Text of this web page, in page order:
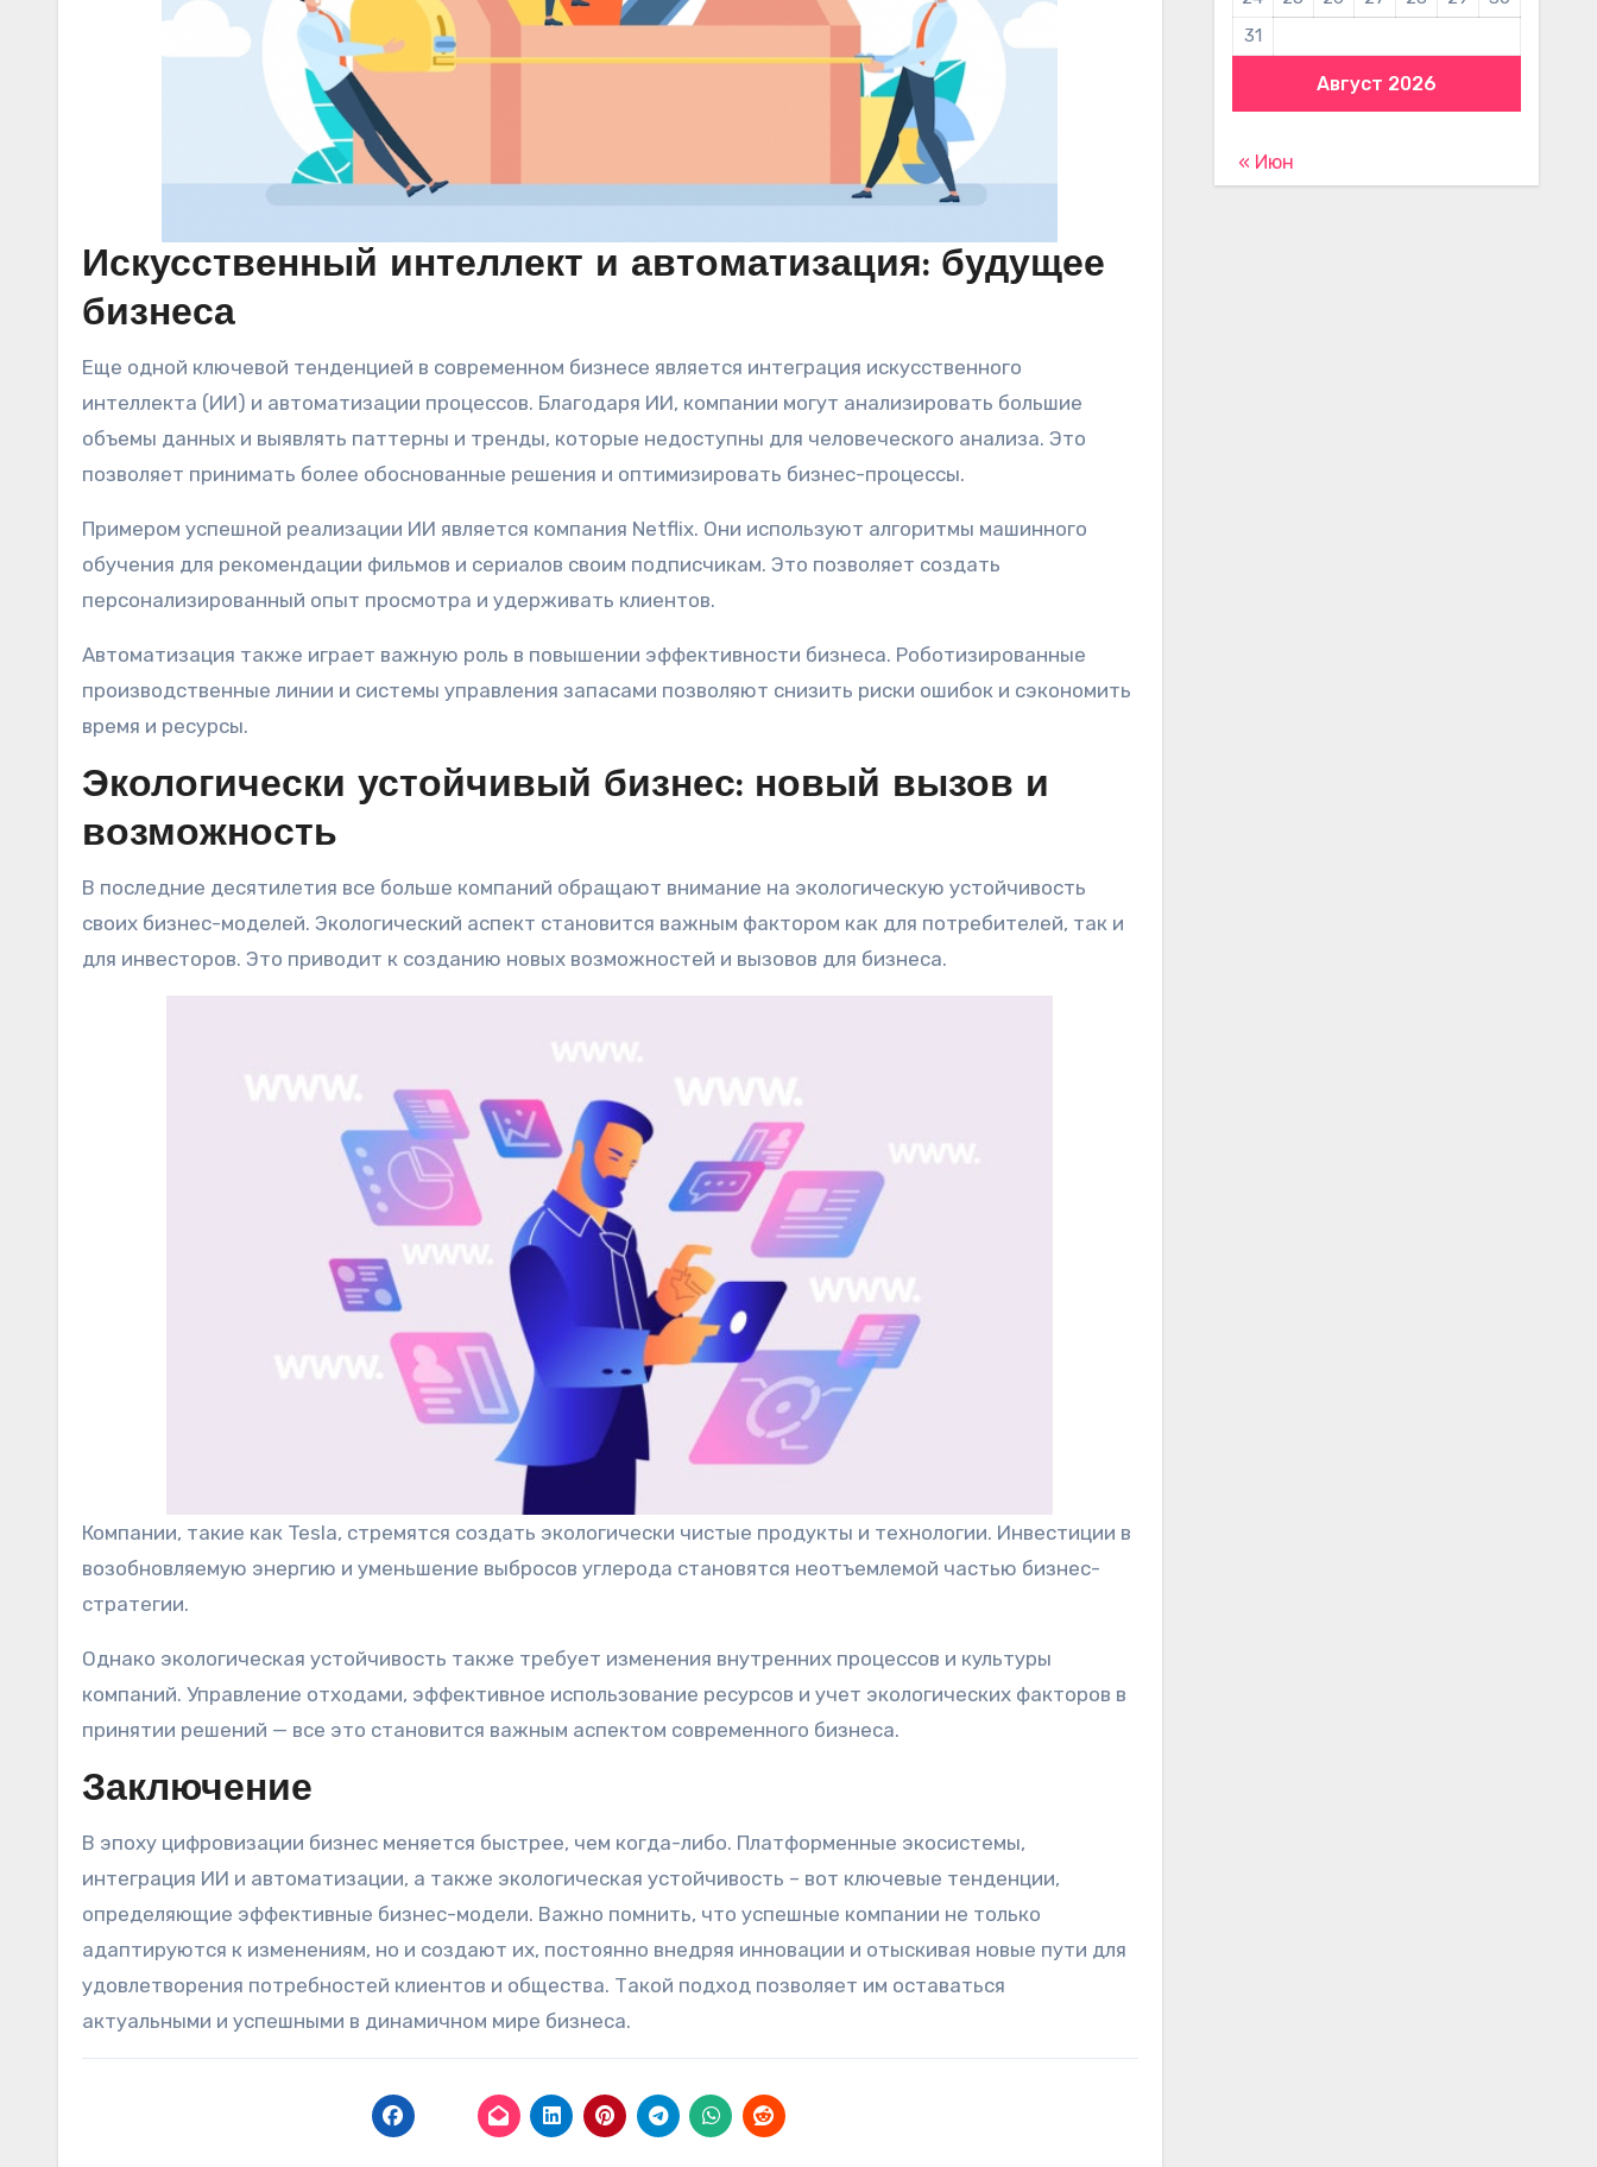
Искусственный интеллект и автоматизация: будущее
бизнеса
Еще одной ключевой тенденцией в современном бизнесе является интеграция искусственного
интеллекта (ИИ) и автоматизации процессов. Благодаря ИИ, компании могут анализировать большие
объемы данных и выявлять паттерны и тренды, которые недоступны для человеческого анализа. Это
позволяет принимать более обоснованные решения и оптимизировать бизнес-процессы.
Примером успешной реализации ИИ является компания Netflix. Они используют алгоритмы машинного
обучения для рекомендации фильмов и сериалов своим подписчикам. Это позволяет создать
персонализированный опыт просмотра и удерживать клиентов.
Автоматизация также играет важную роль в повышении эффективности бизнеса. Роботизированные
производственные линии и системы управления запасами позволяют снизить риски ошибок и сэкономить
время и ресурсы.
Экологически устойчивый бизнес: новый вызов и
возможность
В последние десятилетия все больше компаний обращают внимание на экологическую устойчивость
своих бизнес-моделей. Экологический аспект становится важным фактором как для потребителей, так и
для инвесторов. Это приводит к созданию новых возможностей и вызовов для бизнеса.
Компании, такие как Tesla, стремятся создать экологически чистые продукты и технологии. Инвестиции в
возобновляемую энергию и уменьшение выбросов углерода становятся неотъемлемой частью бизнес-
стратегии.
Однако экологическая устойчивость также требует изменения внутренних процессов и культуры
компаний. Управление отходами, эффективное использование ресурсов и учет экологических факторов в
принятии решений — все это становится важным аспектом современного бизнеса.
Заключение
В эпоху цифровизации бизнес меняется быстрее, чем когда-либо. Платформенные экосистемы,
интеграция ИИ и автоматизации, а также экологическая устойчивость – вот ключевые тенденции,
определяющие эффективные бизнес-модели. Важно помнить, что успешные компании не только
адаптируются к изменениям, но и создают их, постоянно внедряя инновации и отыскивая новые пути для
удовлетворения потребностей клиентов и общества. Такой подход позволяет им оставаться
актуальными и успешными в динамичном мире бизнеса.
Август 2026
31
« Июн